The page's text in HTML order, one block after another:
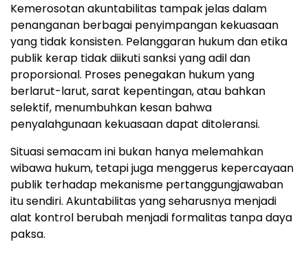
Kemerosotan akuntabilitas tampak jelas dalam
penanganan berbagai penyimpangan kekuasaan
yang tidak konsisten. Pelanggaran hukum dan etika
publik kerap tidak diikuti sanksi yang adil dan
proporsional. Proses penegakan hukum yang
berlarut-larut, sarat kepentingan, atau bahkan
selektif, menumbuhkan kesan bahwa
penyalahgunaan kekuasaan dapat ditoleransi.
Situasi semacam ini bukan hanya melemahkan
wibawa hukum, tetapi juga menggerus kepercayaan
publik terhadap mekanisme pertanggungjawaban
itu sendiri. Akuntabilitas yang seharusnya menjadi
alat kontrol berubah menjadi formalitas tanpa daya
paksa.